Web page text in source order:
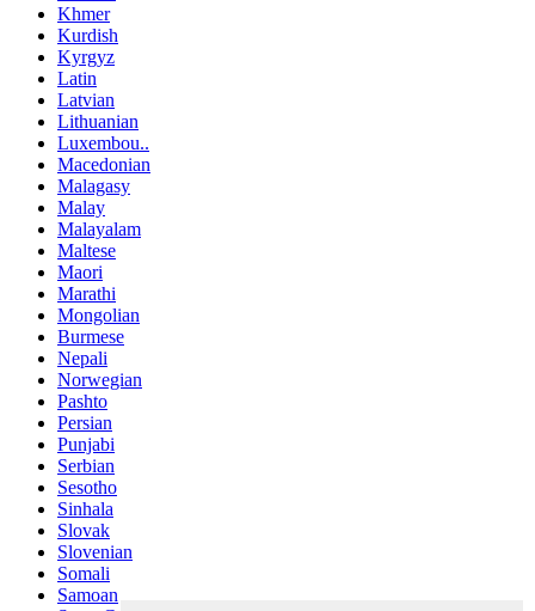
Khmer
Kurdish
Kyrgyz
Latin
Latvian
Lithuanian
Luxembou..
Macedonian
Malagasy
Malay
Malayalam
Maltese
Maori
Marathi
Mongolian
Burmese
Nepali
Norwegian
Pashto
Persian
Punjabi
Serbian
Sesotho
Sinhala
Slovak
Slovenian
Somali
Samoan